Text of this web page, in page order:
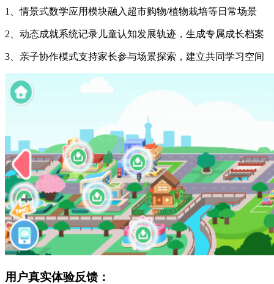
1、情景式数学应用模块融入超市购物/植物栽培等日常场景
2、动态成就系统记录儿童认知发展轨迹，生成专属成长档案
3、亲子协作模式支持家长参与场景探索，建立共同学习空间
用户真实体验反馈：